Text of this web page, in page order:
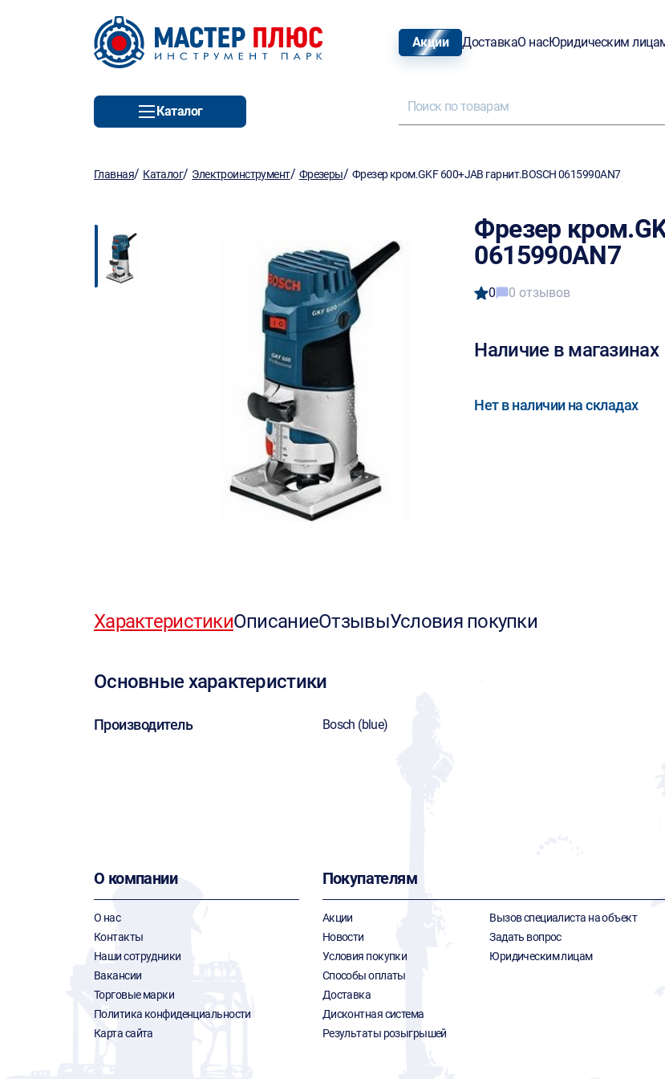
Акции ДоставкаО насЮридическим
Каталог
Главная/ Каталог/ Электроинструмент/ Фрезеры/ Фрезер кром.GKF 600+JAB гарнит.BOSCH 0615990AN7
Фрезер
0615990AN7
0 0 отзывов
Наличие в магазинах
Нет в наличии на складах
ХарактеристикиОписаниеОтзывыУсловия покупки
Основные характеристики
Производитель Bosch (blue)
О компании
О нас
Контакты
Наши сотрудники
Вакансии
Торговые марки
Политика конфиденциальности
Карта сайта
Покупателям
Акции
Новости
Условия покупки
Способы оплаты
Доставка
Дисконтная система
Результаты розыгрышей
Вызов специалиста на объект
Задать вопрос
Юридическим лицам